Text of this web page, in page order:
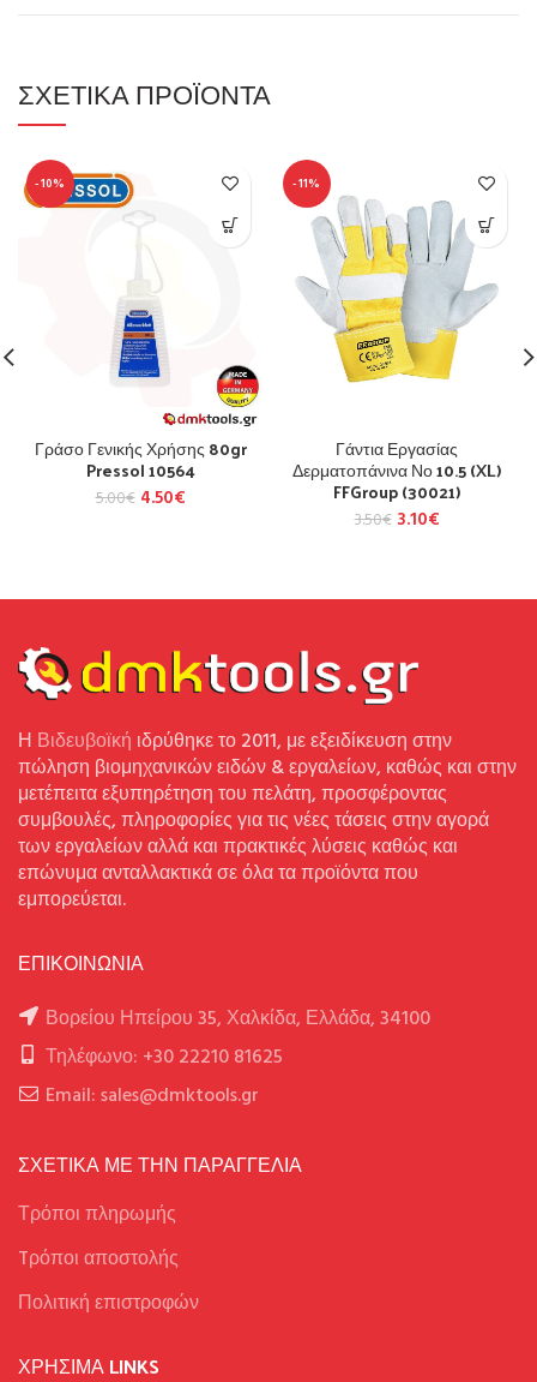
ΣΧΕΤΙΚΆ ΠΡΟΪΌΝΤΑ
-10%
Γράσο Γενικής Χρήσης 80gr
Pressol 10564
5.00€ 4.50€
-11%
Γάντια Εργασίας
Δερματοπάνινα Νο 10.5 (XL)
FFGroup (30021)
3.50€ 3.10€
Η Βιδευβοϊκή ιδρύθηκε το 2011, με εξειδίκευση στην
πώληση βιομηχανικών ειδών & εργαλείων, καθώς και στην
μετέπειτα εξυπηρέτηση του πελάτη, προσφέροντας
συμβουλές, πληροφορίες για τις νέες τάσεις στην αγορά
των εργαλείων αλλά και πρακτικές λύσεις καθώς και
επώνυμα ανταλλακτικά σε όλα τα προϊόντα που
εμπορεύεται.
ΕΠΙΚΟΙΝΩΝΙΑ
Βορείου Ηπείρου 35, Χαλκίδα, Ελλάδα, 34100
Τηλέφωνο: +30 22210 81625
Email: sales@dmktools.gr
ΣΧΕΤΙΚΑ ΜΕ ΤΗΝ ΠΑΡΑΓΓΕΛΙΑ
Τρόποι πληρωμής
Tρόποι αποστολής
Πολιτική επιστροφών
ΧΡΉΣΙΜΑ LINKS